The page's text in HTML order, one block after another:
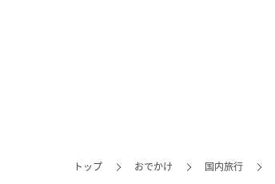
トップ おでかけ 国内旅行